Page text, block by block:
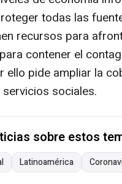
todas las
recursos para
contener el
ello pide ampliar la
sociales.
sobre estos
Latinoamérica